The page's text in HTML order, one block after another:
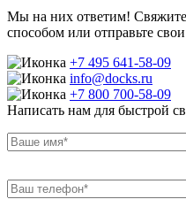
Мы на них ответим!
способом или отправьте
+7 495 641-58-09
info@docks.ru
+7 800 700-58-09
Написать нам для быстрой